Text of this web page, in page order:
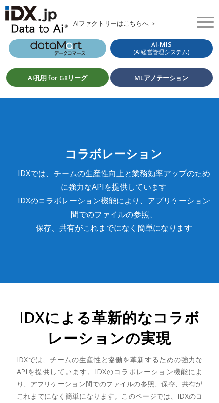
AIファクトリーはこちらへ ＞
AI-MIS
(AI経営管理システム)
AI孔明 for GXリーグ MLアノテーション
コラボレーション
IDXでは、チームの生産性向上と業務効率アップのため
に強力なAPIを提供しています
IDXのコラボレーション機能により、アプリケーション
間でのファイルの参照、
保存、共有がこれまでになく簡単になります
IDXによる革新的なコラボ
レーションの実現
IDXでは、チームの生産性と協働を革新するための強力な
APIを提供しています。IDXのコラボレーション機能によ
り、アプリケーション間でのファイルの参照、保存、共有が
これまでになく簡単になります。このページでは、IDXのコ